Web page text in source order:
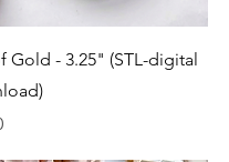
תצוגה מהירה
Gold - 3.25" (STL-digital